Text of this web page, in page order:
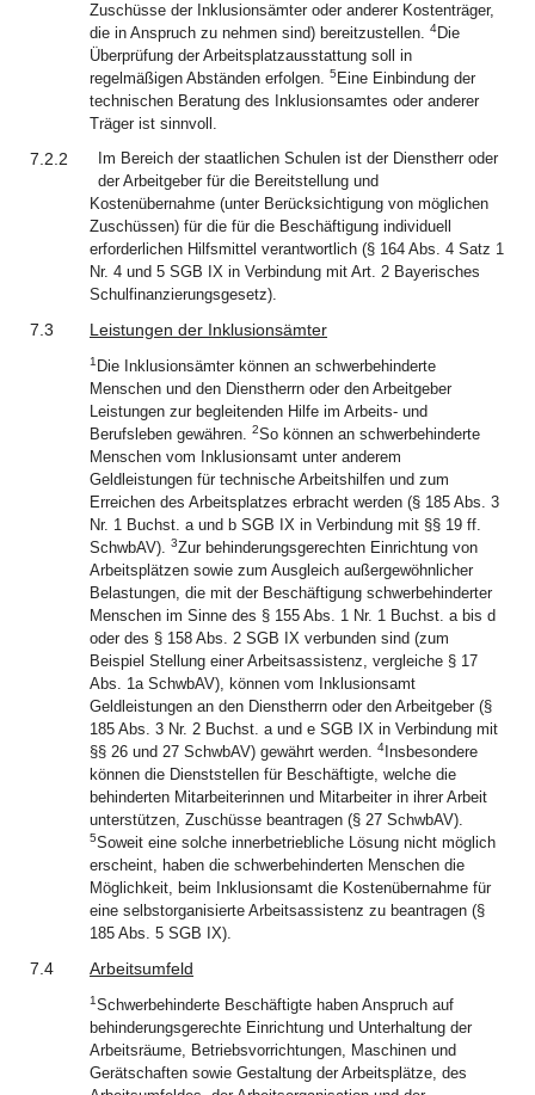
Zuschüsse der Inklusionsämter oder anderer Kostenträger,
die in Anspruch zu nehmen sind) bereitzustellen. 4Die
Überprüfung der Arbeitsplatzausstattung soll in
regelmäßigen Abständen erfolgen. 5 Eine Einbindung der
technischen Beratung des Inklusionsamtes oder anderer
Träger ist sinnvoll.
7.2.2
Im Bereich der staatlichen Schulen ist der Dienstherr oder
der Arbeitgeber für die Bereitstellung und
Kostenübernahme (unter Berücksichtigung von möglichen
Zuschüssen) für die für die Beschäftigung individuell
erforderlichen Hilfsmittel verantwortlich (§ 164 Abs. 4 Satz 1
Nr. 4 und 5 SGB IX in Verbindung mit Art. 2 Bayerisches
Schulfinanzierungsgesetz).
7.3 Leistungen der Inklusionsämter
1 Die Inklusionsämter können an schwerbehinderte
Menschen und den Dienstherrn oder den Arbeitgeber
Leistungen zur begleitenden Hilfe im Arbeits- und
Berufsleben gewähren. 2So können an schwerbehinderte
Menschen vom Inklusionsamt unter anderem
Geldleistungen für technische Arbeitshilfen und zum
Erreichen des Arbeitsplatzes erbracht werden (§ 185 Abs. 3
Nr. 1 Buchst. a und b SGB IX in Verbindung mit §§ 19 ff.
SchwbAV). 3Zur behinderungsgerechten Einrichtung von
Arbeitsplätzen sowie zum Ausgleich außergewöhnlicher
Belastungen, die mit der Beschäftigung schwerbehinderter
Menschen im Sinne des § 155 Abs. 1 Nr. 1 Buchst. a bis d
oder des § 158 Abs. 2 SGB IX verbunden sind (zum
Beispiel Stellung einer Arbeitsassistenz, vergleiche § 17
Abs. 1a SchwbAV), können vom Inklusionsamt
Geldleistungen an den Dienstherrn oder den Arbeitgeber (§
185 Abs. 3 Nr. 2 Buchst. a und e SGB IX in Verbindung mit
§§ 26 und 27 SchwbAV) gewährt werden. 4 Insbesondere
können die Dienststellen für Beschäftigte, welche die
behinderten Mitarbeiterinnen und Mitarbeiter in ihrer Arbeit
unterstützen, Zuschüsse beantragen (§ 27 SchwbAV).
5Soweit eine solche innerbetriebliche Lösung nicht möglich
erscheint, haben die schwerbehinderten Menschen die
Möglichkeit, beim Inklusionsamt die Kostenübernahme für
eine selbstorganisierte Arbeitsassistenz zu beantragen (§
185 Abs. 5 SGB IX).
7.4 Arbeitsumfeld
1Schwerbehinderte Beschäftigte haben Anspruch auf
behinderungsgerechte Einrichtung und Unterhaltung der
Arbeitsräume, Betriebsvorrichtungen, Maschinen und
Gerätschaften sowie Gestaltung der Arbeitsplätze, des